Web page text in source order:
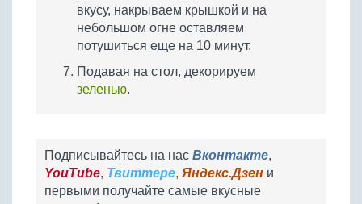
вкусу, накрываем крышкой и на
небольшом огне оставляем
потушиться еще на 10 минут.
Подавая на стол, декорируем
зеленью.
Подписывайтесь на нас Вконтакте,
YouTube, Твиттере, Яндекс.Дзен и
первыми получайте самые вкусные